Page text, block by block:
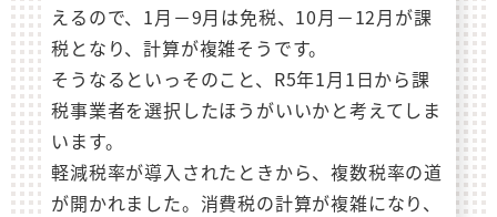
えるので、1月－9月は免税、10月－12月が課
税となり、計算が複雑そうです。
そうなるといっそのこと、R5年1月1日から課
税事業者を選択したほうがいいかと考えてしま
います。
軽減税率が導入されたときから、複数税率の道
が開かれました。消費税の計算が複雑になり、